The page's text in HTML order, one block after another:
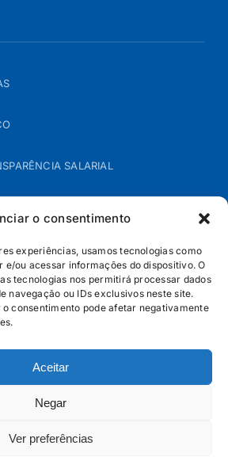
o consentimento
experiências, usamos tecnologias como
e/ou acessar informações do dispositivo. O
tecnologias nos permitirá processar dados
navegação ou IDs exclusivos neste site.
consentimento pode afetar negativamente
Aceitar
Negar
Ver preferências
SALARIAL
Todos os direitos reservados | SAC